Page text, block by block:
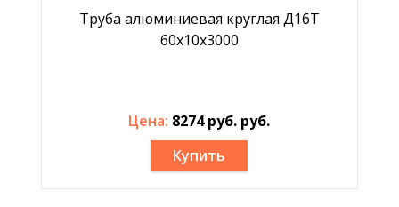
Труба алюминиевая круглая Д16Т
60x10x3000
Цена: 8274 руб. руб.
Купить